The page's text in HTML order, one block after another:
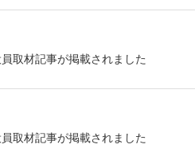
取材記事が掲載されました
取材記事が掲載されました